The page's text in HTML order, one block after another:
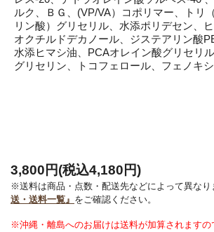
ルク、ＢＧ、(VP/VA）コポリマー、トリ
リン酸）グリセリル、水添ポリデセン、ヒ
オクチルドデカノール、ジステアリン酸
水添ヒマシ油、PCAオレイン酸グリセリ
グリセリン、トコフェロール、フェノキ
3,800円(税込4,180円)
※送料は商品・点数・配送先などによって異なり
送・送料一覧』 をご確認ください。
※沖縄・離島へのお届けは送料が加算されますの